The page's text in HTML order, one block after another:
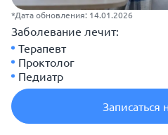
*Дата обновления: 14.01.2026
Заболевание лечит:
Терапевт
Проктолог
Педиатр
Записаться